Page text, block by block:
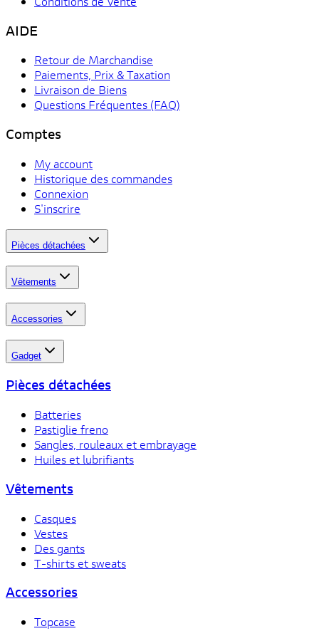
AIDE
Retour de Marchandise
Paiements, Prix & Taxation
Livraison de Biens
Questions Fréquentes (FAQ)
Comptes
My account
Historique des commandes
Connexion
S'inscrire
Pièces détachées
Vêtements
Accessories
Gadget
Pièces détachées
Batteries
Pastiglie freno
Sangles, rouleaux et embrayage
Huiles et lubrifiants
Vêtements
Casques
Vestes
Des gants
T-shirts et sweats
Accessories
Topcase